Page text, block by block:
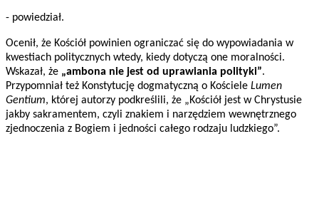
- powiedział.
Ocenił, że Kościół powinien ograniczać się do wypowiadania w
kwestiach politycznych wtedy, kiedy dotyczą one moralności.
Wskazał, że „ambona nie jest od uprawiania polityki”.
Przypomniał też Konstytucję dogmatyczną o Kościele Lumen
Gentium, której autorzy podkreślili, że „Kościół jest w Chrystusie
jakby sakramentem, czyli znakiem i narzędziem wewnętrznego
zjednoczenia z Bogiem i jedności całego rodzaju ludzkiego”.